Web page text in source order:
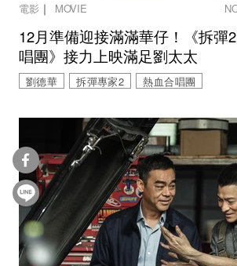
電影 ｜ MOVIE
12月準備迎接滿滿華仔！《拆彈
唱團》接力上映滿足劉太太
劉德華 拆彈專家2 熱血合唱團